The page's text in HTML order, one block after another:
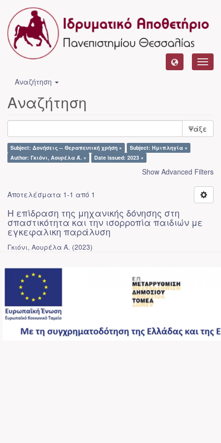
Αναζήτηση
Αναζήτηση
Ψάξε
Subject: Δονήσεις -- Θεραπευτική χρήση ×
Subject: Ημιπληγία ×
Author: Γκιόνι, Αουρέλα Ά. ×
Date issued: 2023 ×
Show Advanced Filters
Αποτελέσματα 1-1 από 1
Η επίδραση της μηχανικής δόνησης στη
σπαστικότητα και την ισορροπία παιδιών με
εγκεφαλικη παράλυση
Γκιόνι, Αουρέλα Ά. (2023)